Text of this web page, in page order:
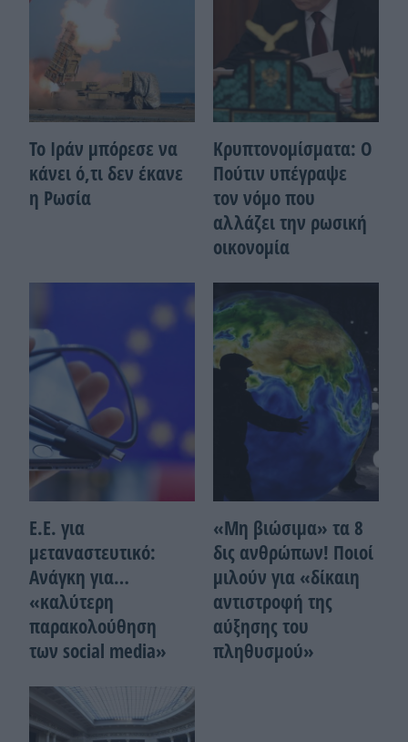
Το Ιράν μπόρεσε να
κάνει ό,τι δεν έκανε
η Ρωσία
Κρυπτονομίσματα: Ο
Πούτιν υπέγραψε
τον νόμο που
αλλάζει την ρωσική
οικονομία
Ε.Ε. για
μεταναστευτικό:
Ανάγκη για…
«καλύτερη
παρακολούθηση
των social media»
«Μη βιώσιμα» τα 8
δις ανθρώπων! Ποιοί
μιλούν για «δίκαιη
αντιστροφή της
αύξησης του
πληθυσμού»